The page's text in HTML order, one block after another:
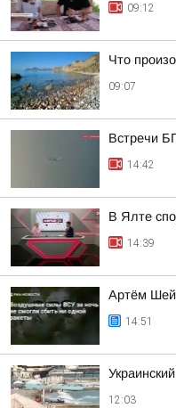
09:12
Что
09:07
Встречи
14:42
В Ялте
14:39
Артём
14:51
12:03